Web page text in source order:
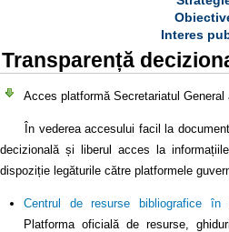
Interes
Transparență
Acces platformă Secretariatul General
În vederea accesului facil la
decizională și liberul acces la
dispoziție legăturile către platformele
Centrul de resurse bibliografice în
Platforma oficială de resurse,